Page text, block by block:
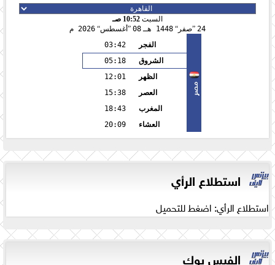
السبت 10:52 صـ
24 صفر 1448 هـ 08 أغسطس 2026 م
مصر
الفجر
03:42
الشروق
05:18
الظهر
12:01
العصر
15:38
المغرب
18:43
العشاء
20:09
استطلاع الرأي
استطلاع الرأي: اضغط للتحميل
الفيس بوك